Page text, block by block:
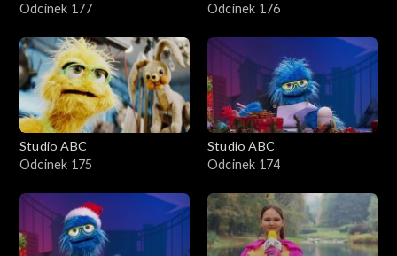
Odcinek 177
Odcinek 176
Studio ABC
Odcinek 175
Studio ABC
Odcinek 174